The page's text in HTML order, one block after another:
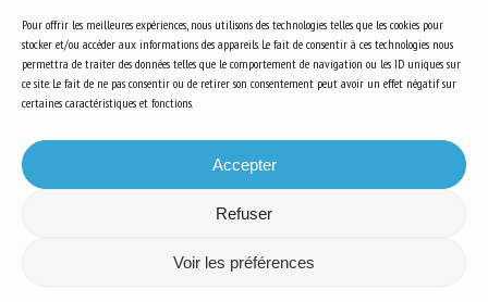
Pour offrir les meilleures expériences, nous utilisons des technologies telles que les cookies pour
stocker et/ou accéder aux informations des appareils. Le fait de consentir à ces technologies nous
permettra de traiter des données telles que le comportement de navigation ou les ID uniques sur
ce site. Le fait de ne pas consentir ou de retirer son consentement peut avoir un effet négatif sur
certaines caractéristiques et fonctions.
Accepter
Refuser
Voir les préférences
Se former au BEA
Mentions Légales-Confidentialité-Cookies